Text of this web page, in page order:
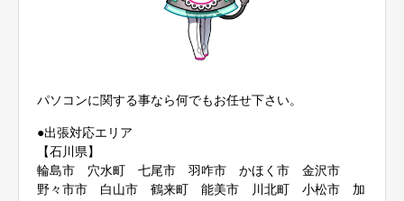
パソコンに関する事なら何でもお任せ下さい。
●出張対応エリア
【石川県】
輪島市 穴水町 七尾市 羽咋市 かほく市 金沢市
野々市市 白山市 鶴来町 能美市 川北町 小松市 加